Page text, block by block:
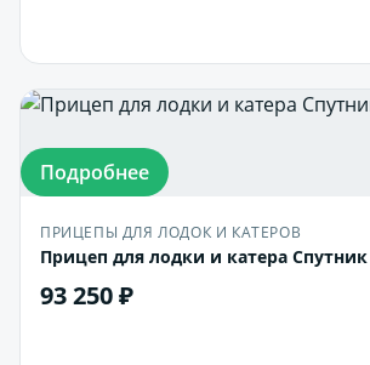
Подробнее
ПРИЦЕПЫ ДЛЯ ЛОДОК И КАТЕРОВ
Прицеп для лодки и катера Спутник
93 250 ₽